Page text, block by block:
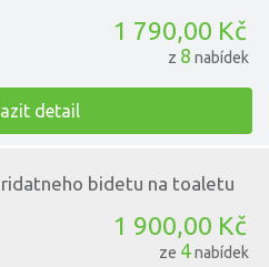
1 790,00 Kč
z 8 nabídek
detail
bidetu na toaletu
1 900,00 Kč
ze 4nabídek